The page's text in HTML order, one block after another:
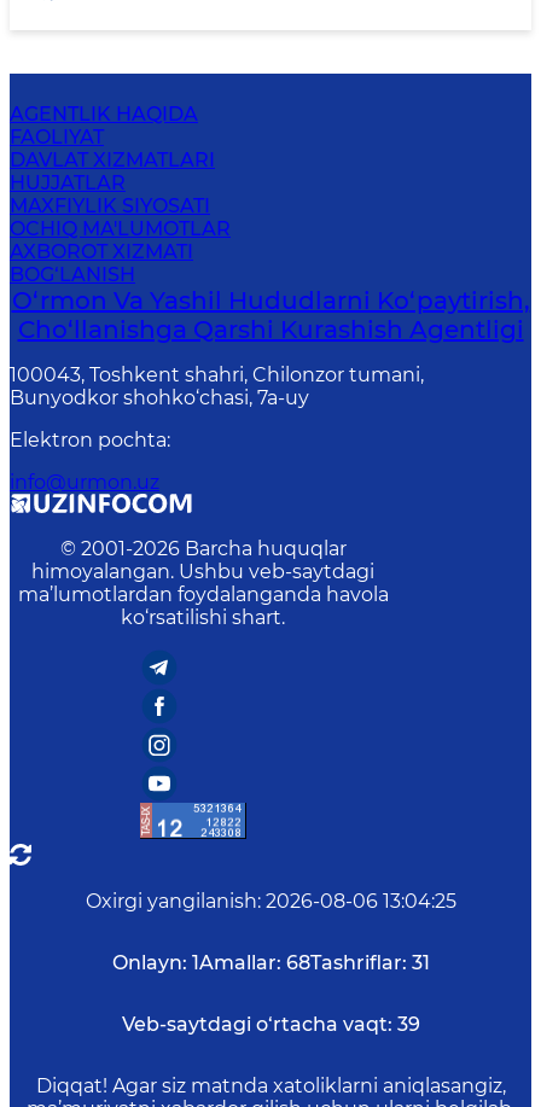
AGENTLIK HAQIDA
FAOLIYAT
DAVLAT XIZMATLARI
HUJJATLAR
MAXFIYLIK SIYOSATI
OCHIQ MA'LUMOTLAR
AXBOROT XIZMATI
BOG‘LANISH
O‘rmon Va Yashil Hududlarni Ko‘paytirish,
Cho‘llanishga Qarshi Kurashish Agentligi
100043, Toshkent shahri, Chilonzor tumani,
Bunyodkor shohko‘chasi, 7a-uy
Elektron pochta:
info@urmon.uz
© 2001-2026 Barcha huquqlar
himoyalangan. Ushbu veb-saytdagi
ma’lumotlardan foydalanganda havola
ko‘rsatilishi shart.
Oxirgi yangilanish: 2026-08-06 13:04:25
Onlayn: 1Amallar: 68Tashriflar: 31
Veb-saytdagi o‘rtacha vaqt: 39
Diqqat! Agar siz matnda xatoliklarni aniqlasangiz,